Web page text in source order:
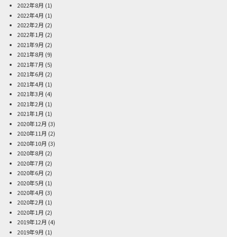
2022年8月 (1)
2022年4月 (1)
2022年2月 (2)
2022年1月 (2)
2021年9月 (2)
2021年8月 (9)
2021年7月 (5)
2021年6月 (2)
2021年4月 (1)
2021年3月 (4)
2021年2月 (1)
2021年1月 (1)
2020年12月 (3)
2020年11月 (2)
2020年10月 (3)
2020年8月 (2)
2020年7月 (2)
2020年6月 (2)
2020年5月 (1)
2020年4月 (3)
2020年2月 (1)
2020年1月 (2)
2019年12月 (4)
2019年9月 (1)